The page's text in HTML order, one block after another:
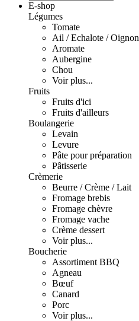
E-shop
Légumes
Tomate
Ail / Echalote / Oignon
Aromate
Aubergine
Chou
Voir plus...
Fruits
Fruits d'ici
Fruits d'ailleurs
Boulangerie
Levain
Levure
Pâte pour préparation
Pâtisserie
Crèmerie
Beurre / Crème / Lait
Fromage brebis
Fromage chèvre
Fromage vache
Crème dessert
Voir plus...
Boucherie
Assortiment BBQ
Agneau
Bœuf
Canard
Porc
Voir plus...